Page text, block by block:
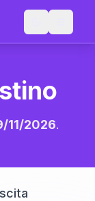
11/2026.